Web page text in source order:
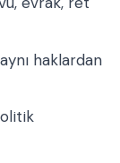
haklardan